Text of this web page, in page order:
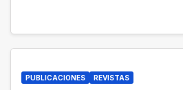
PUBLICACIONES REVISTAS